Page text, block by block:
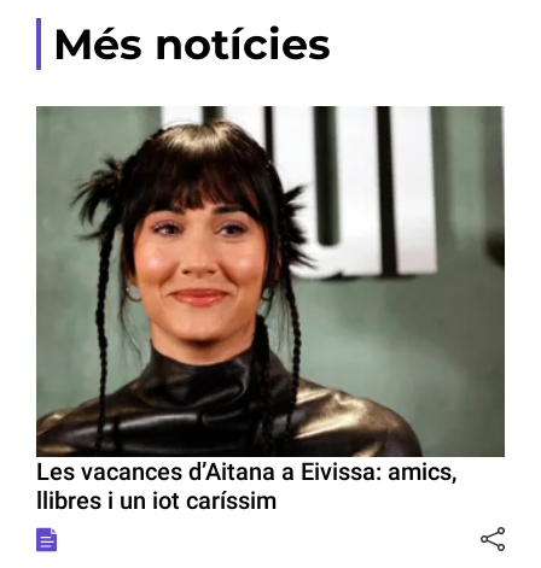
Més notícies
Les vacances d’Aitana a Eivissa: amics,
llibres i un iot caríssim